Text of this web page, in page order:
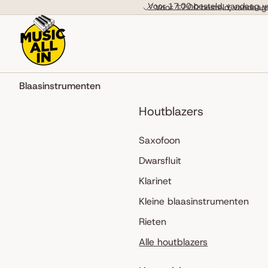
Voor 17:00 besteld,
Voor 17:00 besteld, vandaag
Blaasinstrumenten
Houtblazers
Saxofoon
Dwarsfluit
Klarinet
Kleine blaasinstrumenten
Rieten
Alle houtblazers